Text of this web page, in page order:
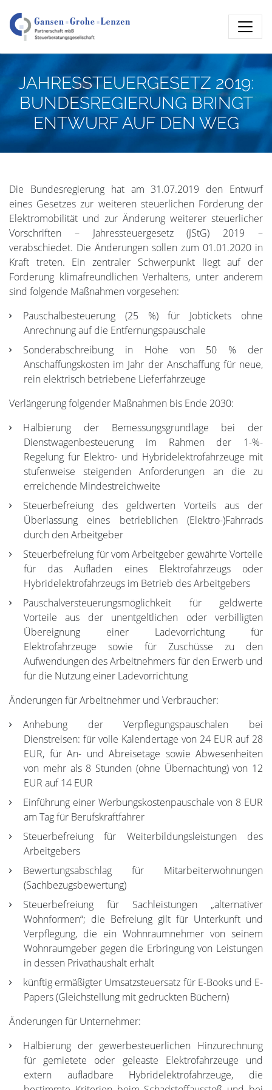
JAHRESSTEUERGESETZ 2019:
BUNDESREGIERUNG BRINGT
ENTWURF AUF DEN WEG
Die Bundesregierung hat am 31.07.2019 den Entwurf
eines Gesetzes zur weiteren steuerlichen Förderung der
Elektromobilität und zur Änderung weiterer steuerlicher
Vorschriften – Jahressteuergesetz (JStG) 2019 –
verabschiedet. Die Änderungen sollen zum 01.01.2020 in
Kraft treten. Ein zentraler Schwerpunkt liegt auf der
Förderung klimafreundlichen Verhaltens, unter anderem
sind folgende Maßnahmen vorgesehen:
Pauschalbesteuerung (25 %) für Jobtickets ohne
Anrechnung auf die Entfernungspauschale
Sonderabschreibung in Höhe von 50 % der
Anschaffungskosten im Jahr der Anschaffung für neue,
rein elektrisch betriebene Lieferfahrzeuge
Verlängerung folgender Maßnahmen bis Ende 2030:
Halbierung der Bemessungsgrundlage bei der
Dienstwagenbesteuerung im Rahmen der 1-%-
Regelung für Elektro- und Hybridelektrofahrzeuge mit
stufenweise steigenden Anforderungen an die zu
erreichende Mindestreichweite
Steuerbefreiung des geldwerten Vorteils aus der
Überlassung eines betrieblichen (Elektro-)Fahrrads
durch den Arbeitgeber
Steuerbefreiung für vom Arbeitgeber gewährte Vorteile
für das Aufladen eines Elektrofahrzeugs oder
Hybridelektrofahrzeugs im Betrieb des Arbeitgebers
Pauschalversteuerungsmöglichkeit für geldwerte
Vorteile aus der unentgeltlichen oder verbilligten
Übereignung einer Ladevorrichtung für
Elektrofahrzeuge sowie für Zuschüsse zu den
Aufwendungen des Arbeitnehmers für den Erwerb und
für die Nutzung einer Ladevorrichtung
Änderungen für Arbeitnehmer und Verbraucher:
Anhebung der Verpflegungspauschalen bei
Dienstreisen: für volle Kalendertage von 24 EUR auf 28
EUR, für An- und Abreisetage sowie Abwesenheiten
von mehr als 8 Stunden (ohne Übernachtung) von 12
EUR auf 14 EUR
Einführung einer Werbungskostenpauschale von 8 EUR
am Tag für Berufskraftfahrer
Steuerbefreiung für Weiterbildungsleistungen des
Arbeitgebers
Bewertungsabschlag für Mitarbeiterwohnungen
(Sachbezugsbewertung)
Steuerbefreiung für Sachleistungen „alternativer
Wohnformen“; die Befreiung gilt für Unterkunft und
Verpflegung, die ein Wohnraumnehmer von seinem
Wohnraumgeber gegen die Erbringung von Leistungen
in dessen Privathaushalt erhält
künftig ermäßigter Umsatzsteuersatz für E-Books und E-
Papers (Gleichstellung mit gedruckten Büchern)
Änderungen für Unternehmer:
Halbierung der gewerbesteuerlichen Hinzurechnung
für gemietete oder geleaste Elektrofahrzeuge und
extern aufladbare Hybridelektrofahrzeuge, die